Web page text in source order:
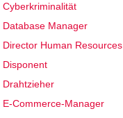
Cyberkriminalität
Database Manager
Director Human Resources
Disponent
Drahtzieher
E-Commerce-Manager